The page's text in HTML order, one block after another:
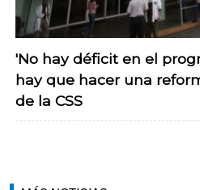
'No hay déficit en el
hay que hacer una
de la CSS